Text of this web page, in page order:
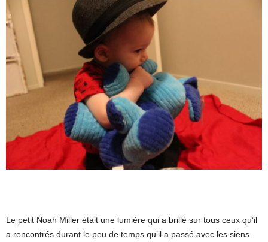
Le petit Noah Miller était une lumière qui a brillé sur tous ceux qu’il
a rencontrés durant le peu de temps qu’il a passé avec les siens